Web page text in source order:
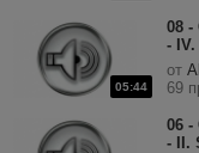
05:44
08
-
от
69
06
- II.